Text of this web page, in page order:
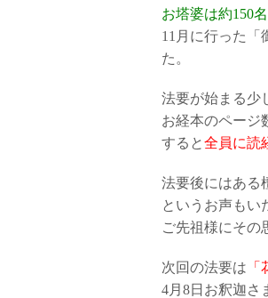
お塔婆は約150
11月に行った「
た。
法要が始まる少
お経本のページ
すると全員に読
法要後にはある
というお声も
ご先祖様にその
次回の法要は
4月8日お釈迦さ